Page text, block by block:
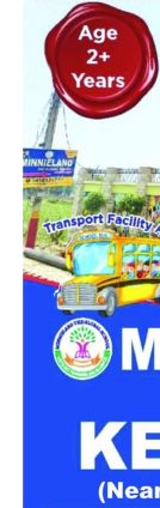
महिला
गांव’ विकसित करने
नारी निकेतन में
साथ घर जैसा
उत्तराखंड
महिला सशक्तिकरण
राणा के मुताबिक,
एक बंद संस्थान
कई बार बच्चे वहां
इसी समस्या को
करने की दिशा में
के बजाय परिवार